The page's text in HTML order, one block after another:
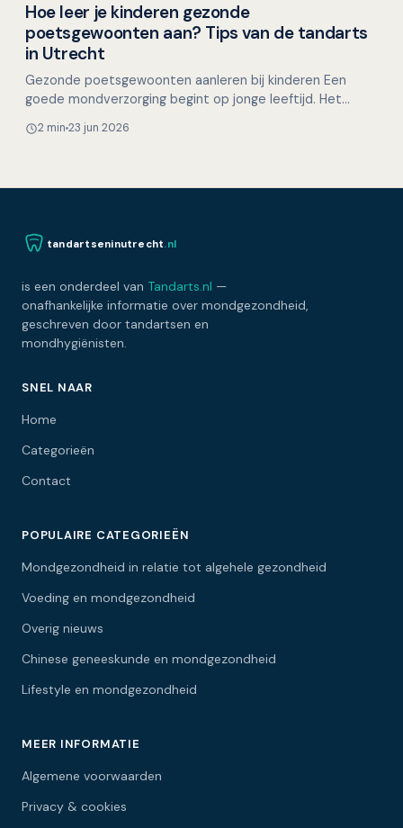
Overig nieuws
Hoe leer je kinderen gezonde
poetsgewoonten aan? Tips van de tandarts
in Utrecht
Gezonde poetsgewoonten aanleren bij kinderen Een
goede mondverzorging begint op jonge leeftijd. Het
de bas…
2 min 23 jun 2026
tandartseninutrecht.nl
is een onderdeel van Tandarts.nl —
onafhankelijke informatie over mondgezondheid,
geschreven door tandartsen en
mondhygiënisten.
SNEL NAAR
Home
Categorieën
Contact
POPULAIRE CATEGORIEËN
Mondgezondheid in relatie tot algehele gezondheid
Voeding en mondgezondheid
Overig nieuws
Chinese geneeskunde en mondgezondheid
Lifestyle en mondgezondheid
MEER INFORMATIE
Algemene voorwaarden
Privacy & cookies